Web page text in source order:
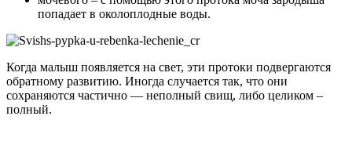
попадает в околоплодные воды.
Когда малыш появляется на свет, эти протоки подвергаются
обратному развитию. Иногда случается так, что они
сохраняются частично — неполный свищ, либо целиком –
полный.